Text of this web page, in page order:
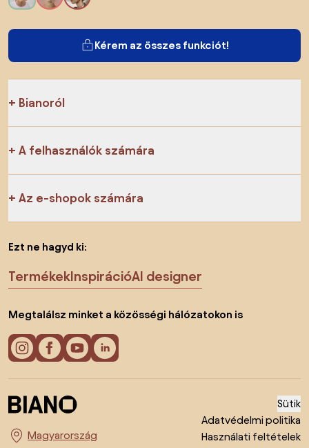
Kérem az összes funkciót!
Bianoról
A felhasználók számára
Az e-shopok számára
Ezt ne hagyd ki:
TermékekInspirációAI designer
Megtalálsz minket a közösségi hálózatokon is
Ország megváltoztatása
Sütik
Adatvédelmi politika
Használati feltételek